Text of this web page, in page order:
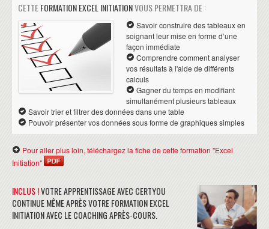
CETTEFORMATION EXCEL INITIATIONVOUS PERMETTRA DE :
Savoir construire des tableaux en
soignant leur mise en forme d’une
façon immédiate
Comprendre comment analyser
vos résultats à l'aide de différents
calculs
Gagner du temps en modifiant
simultanément plusieurs tableaux
Savoir trier et filtrer des données dans une table
Pouvoir présenter vos données sous forme de graphiques simples
Pour aller plus loin, téléchargez la fiche de cette formation "Excel
Initiation"
INCLUS !VOTRE APPRENTISSAGE AVEC CERTYOU
CONTINUE MÊME APRÈS VOTRE FORMATION EXCEL
INITIATION AVEC LE COACHING APRÈS-COURS.